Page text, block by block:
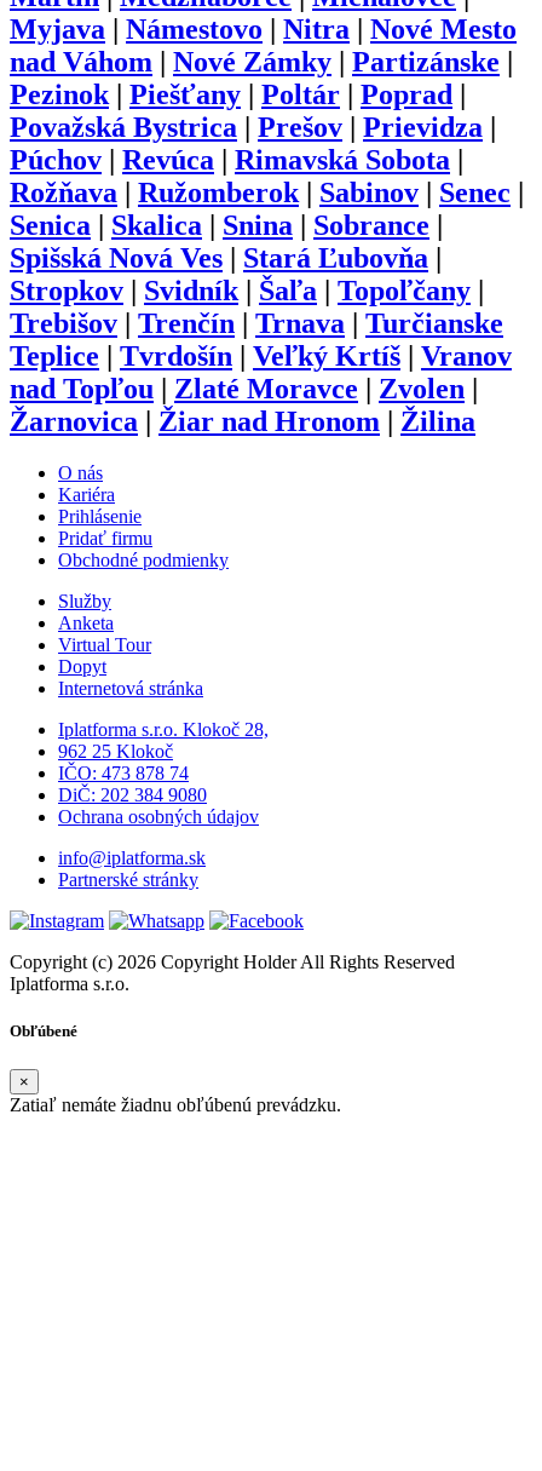
Myjava
Námestovo Nitra
Nové Mesto
nad Váhom
Nové Zámky Partizánske
Pezinok| Piešťany Poltár Poprad
Považská Bystrica
Prešov Prievidza
Púchov
Revúca Rimavská Sobota
Rožňava
Ružomberok| Sabinov Senec
Senica
Skalica Snina Sobrance
Spišská Nová Ves
Stará Ľubovňa
Stropkov
Svidník| Šaľa Topoľčany
Trebišov
Trenčín Trnava
Turčianske
Teplice
Tvrdošín Veľký Krtíš
Vranov
nad Topľou
Zlaté Moravce Zvolen
Žarnovica
Žiar nad Hronom Žilina
O nás
Kariéra
Prihlásenie
Pridať firmu
Obchodné podmienky
Služby
Anketa
Virtual Tour
Dopyt
Internetová stránka
Iplatforma s.r.o. Klokoč 28,
962 25 Klokoč
IČO: 473 878 74
DiČ: 202 384 9080
Ochrana osobných údajov
info@iplatforma.sk
Partnerské stránky
Copyright (c) 2026 Copyright Holder All Rights Reserved
Iplatforma s.r.o.
Obľúbené
×
Zatiaľ nemáte žiadnu obľúbenú prevádzku.